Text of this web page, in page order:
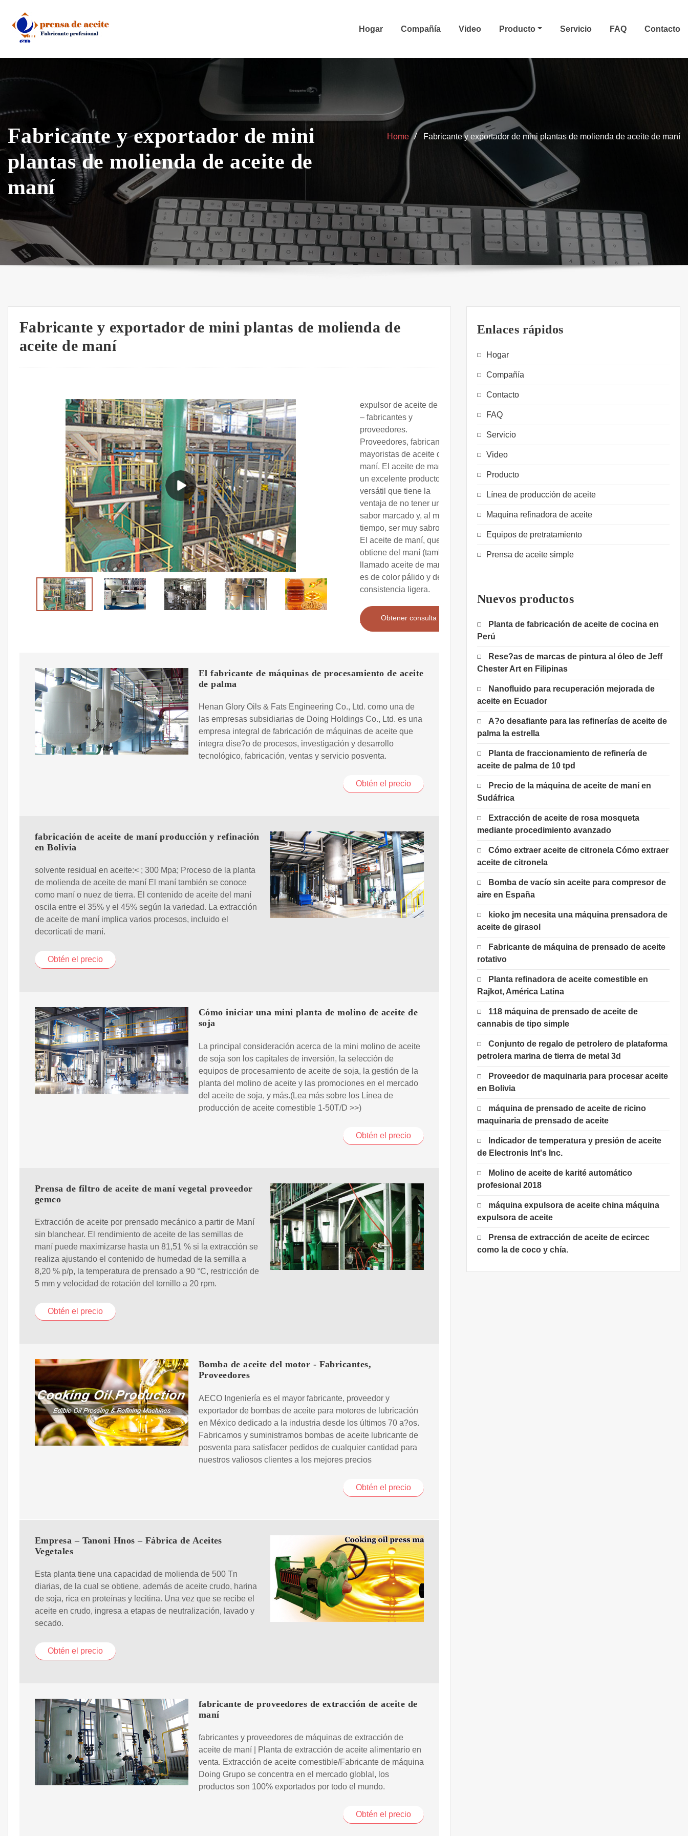
content
Hogar Compañía Video Producto Servicio FAQ Contacto
Fabricante y exportador de mini
plantas de molienda de aceite de
maní
Home Fabricante y exportador de mini plantas de molienda de aceite de maní
Fabricante y exportador de mini plantas de molienda de
aceite de maní
expulsor de aceite de maní
– fabricantes y
proveedores.
Proveedores, fabricantes y
mayoristas de aceite de
maní. El aceite de maní es
un excelente producto
versátil que tiene la
ventaja de no tener un
sabor marcado y, al mismo
tiempo, ser muy sabroso.
El aceite de maní, que se
obtiene del maní (también
llamado aceite de maní),
es de color pálido y de
consistencia ligera.
Obtener consulta
El fabricante de máquinas de procesamiento de aceite
de palma
Henan Glory Oils & Fats Engineering Co., Ltd. como una de
las empresas subsidiarias de Doing Holdings Co., Ltd. es una
empresa integral de fabricación de máquinas de aceite que
integra dise?o de procesos, investigación y desarrollo
tecnológico, fabricación, ventas y servicio posventa.
Obtén el precio
fabricación de aceite de maní producción y refinación
en Bolivia
solvente residual en aceite:< ; 300 Mpa; Proceso de la planta
de molienda de aceite de maní El maní también se conoce
como maní o nuez de tierra. El contenido de aceite del maní
oscila entre el 35% y el 45% según la variedad. La extracción
de aceite de maní implica varios procesos, incluido el
decorticati de maní.
Obtén el precio
Cómo iniciar una mini planta de molino de aceite de
soja
La principal consideración acerca de la mini molino de aceite
de soja son los capitales de inversión, la selección de
equipos de procesamiento de aceite de soja, la gestión de la
planta del molino de aceite y las promociones en el mercado
del aceite de soja, y más.(Lea más sobre los Línea de
producción de aceite comestible 1-50T/D >>)
Obtén el precio
Prensa de filtro de aceite de maní vegetal proveedor
gemco
Extracción de aceite por prensado mecánico a partir de Maní
sin blanchear. El rendimiento de aceite de las semillas de
maní puede maximizarse hasta un 81,51 % si la extracción se
realiza ajustando el contenido de humedad de la semilla a
8,20 % p/p, la temperatura de prensado a 90 °C, restricción de
5 mm y velocidad de rotación del tornillo a 20 rpm.
Obtén el precio
Bomba de aceite del motor - Fabricantes,
Proveedores
AECO Ingeniería es el mayor fabricante, proveedor y
exportador de bombas de aceite para motores de lubricación
en México dedicado a la industria desde los últimos 70 a?os.
Fabricamos y suministramos bombas de aceite lubricante de
posventa para satisfacer pedidos de cualquier cantidad para
nuestros valiosos clientes a los mejores precios
Obtén el precio
Empresa – Tanoni Hnos – Fábrica de Aceites
Vegetales
Esta planta tiene una capacidad de molienda de 500 Tn
diarias, de la cual se obtiene, además de aceite crudo, harina
de soja, rica en proteínas y lecitina. Una vez que se recibe el
aceite en crudo, ingresa a etapas de neutralización, lavado y
secado.
Obtén el precio
fabricante de proveedores de extracción de aceite de
maní
fabricantes y proveedores de máquinas de extracción de
aceite de maní | Planta de extracción de aceite alimentario en
venta. Extracción de aceite comestible/Fabricante de máquina
Doing Grupo se concentra en el mercado globlal, los
productos son 100% exportados por todo el mundo.
Obtén el precio
Enlaces rápidos
Hogar
Compañía
Contacto
FAQ
Servicio
Video
Producto
Línea de producción de aceite
Maquina refinadora de aceite
Equipos de pretratamiento
Prensa de aceite simple
Nuevos productos
Planta de fabricación de aceite de cocina en
Perú
Rese?as de marcas de pintura al óleo de Jeff
Chester Art en Filipinas
Nanofluido para recuperación mejorada de
aceite en Ecuador
A?o desafiante para las refinerías de aceite de
palma la estrella
Planta de fraccionamiento de refinería de
aceite de palma de 10 tpd
Precio de la máquina de aceite de maní en
Sudáfrica
Extracción de aceite de rosa mosqueta
mediante procedimiento avanzado
Cómo extraer aceite de citronela Cómo extraer
aceite de citronela
Bomba de vacío sin aceite para compresor de
aire en España
kioko jm necesita una máquina prensadora de
aceite de girasol
Fabricante de máquina de prensado de aceite
rotativo
Planta refinadora de aceite comestible en
Rajkot, América Latina
118 máquina de prensado de aceite de
cannabis de tipo simple
Conjunto de regalo de petrolero de plataforma
petrolera marina de tierra de metal 3d
Proveedor de maquinaria para procesar aceite
en Bolivia
máquina de prensado de aceite de ricino
maquinaria de prensado de aceite
Indicador de temperatura y presión de aceite
de Electronis Int's Inc.
Molino de aceite de karité automático
profesional 2018
máquina expulsora de aceite china máquina
expulsora de aceite
Prensa de extracción de aceite de ecircec
como la de coco y chía.